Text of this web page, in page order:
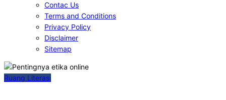
Contac Us
Terms and Conditions
Privacy Policy
Disclaimer
Sitemap
Ruang Literasi